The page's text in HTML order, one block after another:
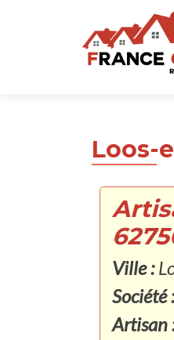
Loos-
Ville :
Société :
Artisan